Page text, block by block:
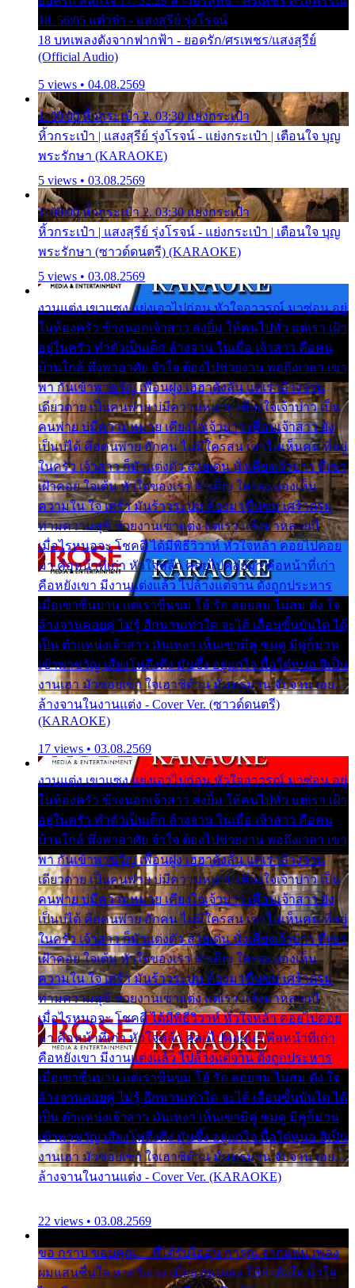
18. 56:05 แต๋วจ๋า - แสงสุรีย์ รุ่งโรจน์
18 บทเพลงดังจากฟากฟ้า - ยอดรัก/ศรเพชร/แสงสุรีย์
(Official Audio)
5 views • 04.08.2569
1. 00:00 หิ้วกระเป๋า 2. 03:30 แย่งกระเป๋า
หิ้วกระเป๋า | แสงสุรีย์ รุ่งโรจน์ - แย่งกระเป๋า | เตือนใจ บุญ
พระรักษา (KARAOKE)
5 views • 03.08.2569
1. 00:00 หิ้วกระเป๋า 2. 03:30 แย่งกระเป๋า
หิ้วกระเป๋า | แสงสุรีย์ รุ่งโรจน์ - แย่งกระเป๋า | เตือนใจ บุญ
พระรักษา (ซาวด์ดนตรี) (KARAOKE)
5 views • 03.08.2569
งานแต่ง เขาแซง แย่งเอาไปก่อน หัวใจอาวรณ์ มาซ่อน อยู่
ในห้องครัว ข้างนอกเจ้าสาว ส่งยิ้ม ให้คนไปทั่ว แต่เรา เฝ้า
อยู่ในครัว ทำตัวเป็นเด็ก ล้างจาน ในเมื่อ เจ้าสาว คือคน
บ้านใกล้ พึ่งพาอาศัย จำใจ ต้องไปช่วยงาน พอถึงเวลา เขา
พา กันเข้าพาขวัญ เพื่อนฝูง เฮฮาดังลั่น แต่เราล้างจาน
เดียวดาย เป็นคนพ่าย บ่มีความหมาย เคียงใจเจ้าบ่าว เป็น
คนพ่าย บ่มีความหมาย เคียงใจเจ้าบ่าว เพื่อนเจ้าสาว ยัง
เป็นบ่ได้ คือคนพ่าย ฮักคน ไม่มีใครสน เขาไม่เห็นคน ที่อยู่
ในครัว เจ้าสาว ก็มัวแต่งตัว สวยเด่น นั่งเคียงเจ้าบ่าว ที่เขา
เฝ้าคอย ใจเต้น หัวใจของเรา ลำเค็ญ ใครจะมองเห็น
ความใน ใจ เศร้า มันร้าวระบม ต้องมาขื่นขม เศร้าตรม
ท่ามความสุขี ช่วยงานเขาแต่ง แต่เรา แล้งมาหลายปี
เมื่อไรหนอจะ โชคดี ได้มีพิธีวิวาห์ หัวใจหล้า คอยไปคอย
มา คือหน้าที่เก่า หัวใจหล้า คอยไปคอยมา คือหน้าที่เก่า
คือหยังเขา มีงานแต่งแล้ว ไปล้างแต่จาน ดั่งถูกประหาร
เมื่อเขาชื่นบาน แต่เราขื่นขม โอ้ รัก ลอยลม ไม่สม ดัง ใจ
ล้างจานคอยคู่ ไม่รู้ อีกนานเท่าใด จะได้ เลื่อนขั้นบันได ได้
เป็น ตำแหน่งเจ้าสาว มันเหงา เห็นเขามีคู่ ซมดู มีคู่ก็ม่วน
เข้าพาขวัญ เสียงโห่ตึงตึง มันซึ้ง อยู่แก่ใจ มื้อใด๋หนอ สิเป็น
งานเฮา มัวซอยเขา ใจเฮาซิด้าน มันทรมาน จับจาน เอย…
ล้างจานในงานแต่ง - Cover Ver. (ซาวด์ดนตรี)
(KARAOKE)
17 views • 03.08.2569
งานแต่ง เขาแซง แย่งเอาไปก่อน หัวใจอาวรณ์ มาซ่อน อยู่
ในห้องครัว ข้างนอกเจ้าสาว ส่งยิ้ม ให้คนไปทั่ว แต่เรา เฝ้า
อยู่ในครัว ทำตัวเป็นเด็ก ล้างจาน ในเมื่อ เจ้าสาว คือคน
บ้านใกล้ พึ่งพาอาศัย จำใจ ต้องไปช่วยงาน พอถึงเวลา เขา
พา กันเข้าพาขวัญ เพื่อนฝูง เฮฮาดังลั่น แต่เราล้างจาน
เดียวดาย เป็นคนพ่าย บ่มีความหมาย เคียงใจเจ้าบ่าว เป็น
คนพ่าย บ่มีความหมาย เคียงใจเจ้าบ่าว เพื่อนเจ้าสาว ยัง
เป็นบ่ได้ คือคนพ่าย ฮักคน ไม่มีใครสน เขาไม่เห็นคน ที่อยู่
ในครัว เจ้าสาว ก็มัวแต่งตัว สวยเด่น นั่งเคียงเจ้าบ่าว ที่เขา
เฝ้าคอย ใจเต้น หัวใจของเรา ลำเค็ญ ใครจะมองเห็น
ความใน ใจ เศร้า มันร้าวระบม ต้องมาขื่นขม เศร้าตรม
ท่ามความสุขี ช่วยงานเขาแต่ง แต่เรา แล้งมาหลายปี
เมื่อไรหนอจะ โชคดี ได้มีพิธีวิวาห์ หัวใจหล้า คอยไปคอย
มา คือหน้าที่เก่า หัวใจหล้า คอยไปคอยมา คือหน้าที่เก่า
คือหยังเขา มีงานแต่งแล้ว ไปล้างแต่จาน ดั่งถูกประหาร
เมื่อเขาชื่นบาน แต่เราขื่นขม โอ้ รัก ลอยลม ไม่สม ดัง ใจ
ล้างจานคอยคู่ ไม่รู้ อีกนานเท่าใด จะได้ เลื่อนขั้นบันได ได้
เป็น ตำแหน่งเจ้าสาว มันเหงา เห็นเขามีคู่ ซมดู มีคู่ก็ม่วน
เข้าพาขวัญ เสียงโห่ตึงตึง มันซึ้ง อยู่แก่ใจ มื้อใด๋หนอ สิเป็น
งานเฮา มัวซอยเขา ใจเฮาซิด้าน มันทรมาน จับจาน เอย…
ล้างจานในงานแต่ง - Cover Ver. (KARAOKE)
22 views • 03.08.2569
ขอ กราบ ขอบคุณ.... ที่ได้รับไออุ่น การุณ จากแฟน เพลง
ผมแสนชื่นใจ หายวังเวง เมื่อแฟนเพลง ให้กำลังใจ น้ำใจ